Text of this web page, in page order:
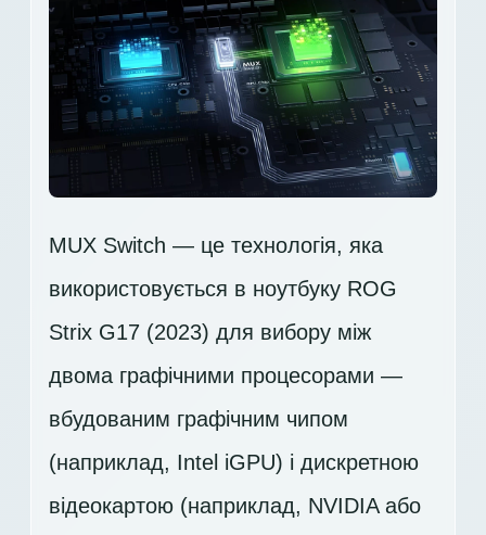
MUX Switch — це технологія, яка
використовується в ноутбуку ROG
Strix G17 (2023) для вибору між
двома графічними процесорами —
вбудованим графічним чипом
(наприклад, Intel iGPU) і дискретною
відеокартою (наприклад, NVIDIA або